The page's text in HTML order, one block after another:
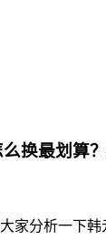
换最划算
家分析一下